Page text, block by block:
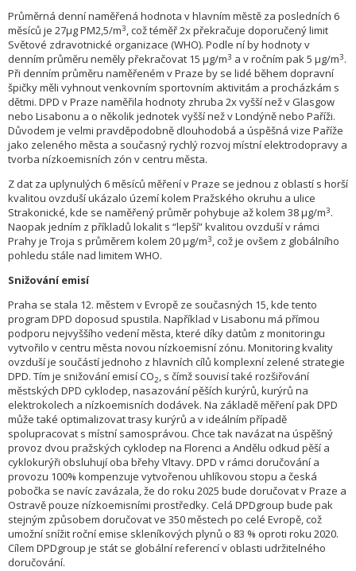
Průměrná denní naměřená hodnota v hlavním městě za posledních 6
měsíců je 27μg PM2,5/m3, což téměř 2x překračuje doporučený limit
Světové zdravotnické organizace (WHO). Podle ní by hodnoty v
denním průměru neměly překračovat 15 μg/m3 a v ročním pak 5 μg/m3.
Při denním průměru naměřeném v Praze by se lidé během dopravní
špičky měli vyhnout venkovním sportovním aktivitám a procházkám s
dětmi. DPD v Praze naměřila hodnoty zhruba 2x vyšší než v Glasgow
nebo Lisabonu a o několik jednotek vyšší než v Londýně nebo Paříži.
Důvodem je velmi pravděpodobně dlouhodobá a úspěšná vize Paříže
jako zeleného města a současný rychlý rozvoj místní elektrodopravy a
tvorba nízkoemisních zón v centru města.
Z dat za uplynulých 6 měsíců měření v Praze se jednou z oblastí s horší
kvalitou ovzduší ukázalo území kolem Pražského okruhu a ulice
Strakonické, kde se naměřený průměr pohybuje až kolem 38 μg/m3.
Naopak jedním z příkladů lokalit s “lepší” kvalitou ovzduší v rámci
Prahy je Troja s průměrem kolem 20 μg/m3, což je ovšem z globálního
pohledu stále nad limitem WHO.
Snižování emisí
Praha se stala 12. městem v Evropě ze současných 15, kde tento
program DPD doposud spustila. Například v Lisabonu má přímou
podporu nejvyššího vedení města, které díky datům z monitoringu
vytvořilo v centru města novou nízkoemisní zónu. Monitoring kvality
ovzduší je součástí jednoho z hlavních cílů komplexní zelené strategie
DPD. Tím je snižování emisí CO2, s čímž souvisí také rozšiřování
městských DPD cyklodep, nasazování pěších kurýrů, kurýrů na
elektrokolech a nízkoemisních dodávek. Na základě měření pak DPD
může také optimalizovat trasy kurýrů a v ideálním případě
spolupracovat s místní samosprávou. Chce tak navázat na úspěšný
provoz dvou pražských cyklodep na Florenci a Andělu odkud pěší a
cyklokurýři obsluhují oba břehy Vltavy. DPD v rámci doručování a
provozu 100% kompenzuje vytvořenou uhlíkovou stopu a česká
pobočka se navíc zavázala, že do roku 2025 bude doručovat v Praze a
Ostravě pouze nízkoemisními prostředky. Celá DPDgroup bude pak
stejným způsobem doručovat ve 350 městech po celé Evropě, což
umožní snížit roční emise skleníkových plynů o 83 % oproti roku 2020.
Cílem DPDgroup je stát se globální referencí v oblasti udržitelného
doručování.